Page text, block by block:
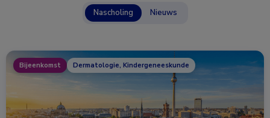
Nascholing Nieuws
Bijeenkomst Dermatologie, Kindergeneeskunde